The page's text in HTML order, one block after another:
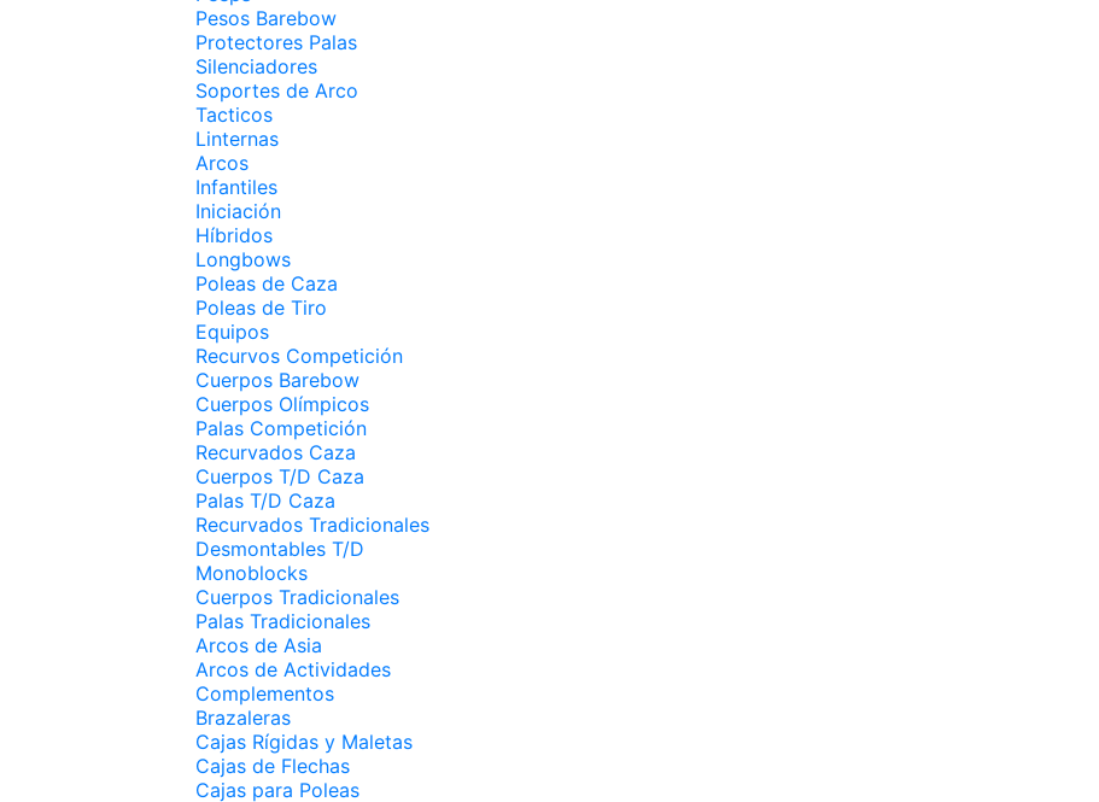
Pesos Barebow
Protectores Palas
Silenciadores
Soportes de Arco
Tacticos
Linternas
Arcos
Infantiles
Iniciación
Híbridos
Longbows
Poleas de Caza
Poleas de Tiro
Equipos
Recurvos Competición
Cuerpos Barebow
Cuerpos Olímpicos
Palas Competición
Recurvados Caza
Cuerpos T/D Caza
Palas T/D Caza
Recurvados Tradicionales
Desmontables T/D
Monoblocks
Cuerpos Tradicionales
Palas Tradicionales
Arcos de Asia
Arcos de Actividades
Complementos
Brazaleras
Cajas Rígidas y Maletas
Cajas de Flechas
Cajas para Poleas